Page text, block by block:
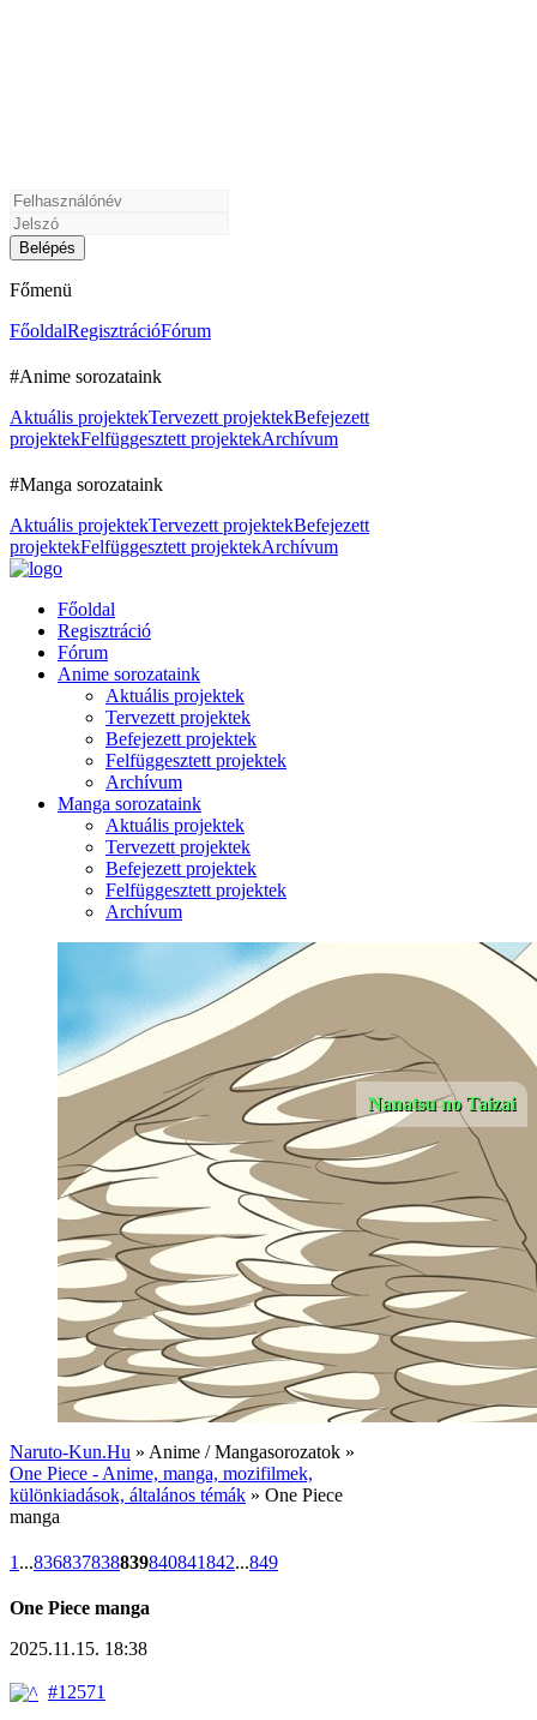
Főmenü
FőoldalRegisztrációFórum
#Anime sorozataink
Aktuális projektekTervezett projektekBefejezett
projektekFelfüggesztett projektekArchívum
#Manga sorozataink
Aktuális projektekTervezett projektekBefejezett
projektekFelfüggesztett projektekArchívum
Főoldal
Regisztráció
Fórum
Anime sorozataink
Aktuális projektek
Tervezett projektek
Befejezett projektek
Felfüggesztett projektek
Archívum
Manga sorozataink
Aktuális projektek
Tervezett projektek
Befejezett projektek
Felfüggesztett projektek
Archívum
Nanatsu no Taizai
Naruto-Kun.Hu » Anime / Mangasorozatok »
One Piece - Anime, manga, mozifilmek,
különkiadások, általános témák » One Piece
manga
1 ...836837838839840841842...849
One Piece manga
2025.11.15. 18:38
#12571